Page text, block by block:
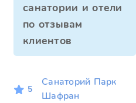
санатории и отели
по отзывам
клиентов
5
Санаторий Парк
Шафран